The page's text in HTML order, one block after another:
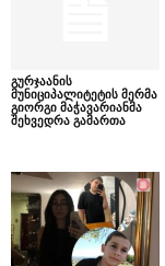
გურჯაანის
მუნიციპალიტეტის მერმა
გიორგი მაჭავარიანმა
შეხვედრა გამართა